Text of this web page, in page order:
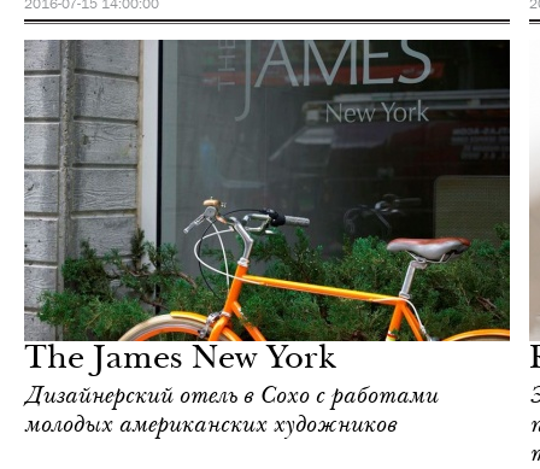
2016-07-15 14:00:00
The James New York
Дизайнерский отель в Сохо с работами
молодых американских художников
Йорк